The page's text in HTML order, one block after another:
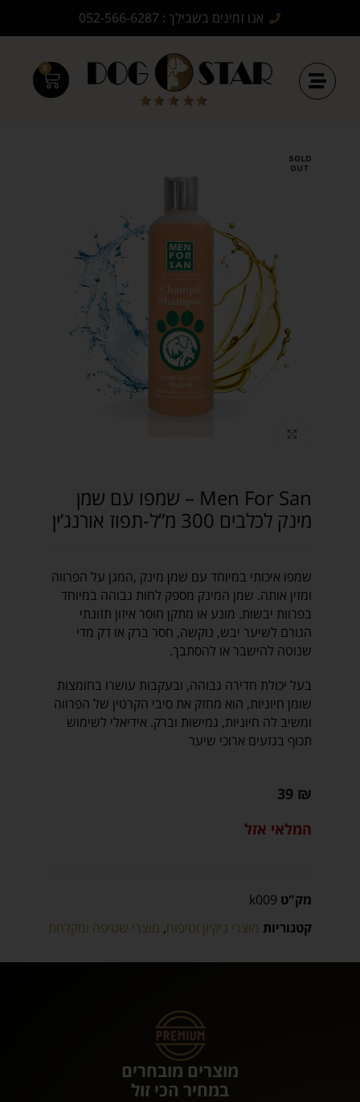
אנו זמינים בשבילך : 052-566-6287
0
SOLD
OUT
Men For San – שמפו עם שמן
מינק לכלבים 300 מ”ל-תפוז אורנג’ין
שמפו איכותי במיוחד עם שמן מינק ,המגן על הפרווה
ומזין אותה. שמן המינק מספק לחות גבוהה במיוחד
בפרוות יבשות. מונע או מתקן חוסר איזון תזונתי
הגורם לשיער יבש, נוקשה, חסר ברק או דק מדי
שנוטה להישבר או להסתבך.
בעל יכולת חדירה גבוהה, ובעקבות עושרו בחומצות
שומן חיוניות, הוא מחזק את סיבי הקרטין של הפרווה
ומשיב לה חיוניות, גמישות וברק. אידיאלי לשימוש
תכוף בגזעים ארוכי שיער
39 ₪
המלאי אזל
מק"ט k009
קטגוריות מוצרי ניקיון וטיפוח, מוצרי שטיפה ומקלחת
מוצרים מובחרים
במחיר הכי זול